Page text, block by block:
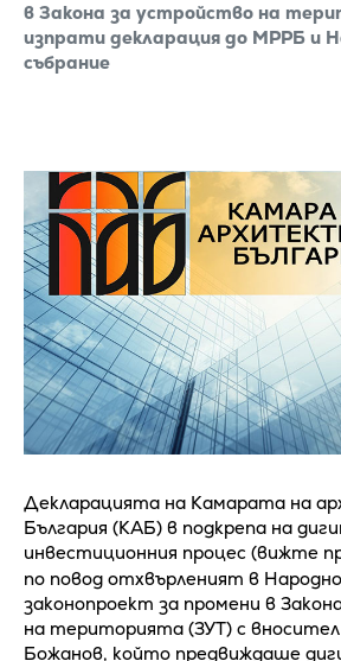
в Закона за устройство на
изпрати декларация до МРРБ и
събрание
Декларацията на Камарата на
България (КАБ) в подкрепа на
инвестиционния процес (вижте
по повод отхвърленият в
законопроект за промени в
на територията (ЗУТ) с
Божанов, който предвиждаше